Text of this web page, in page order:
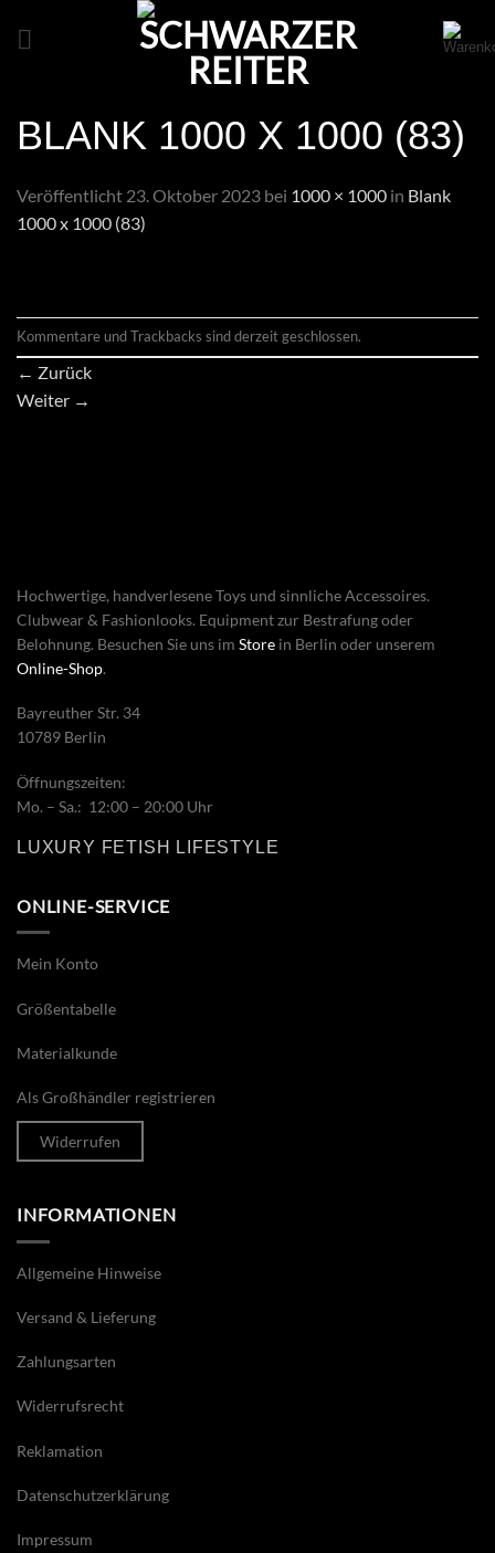
BLANK 1000 X 1000 (83)
Veröffentlicht 23. Oktober 2023 bei 1000 × 1000 in Blank
1000 x 1000 (83)
Kommentare und Trackbacks sind derzeit geschlossen.
← Zurück
Weiter →
Hochwertige, handverlesene Toys und sinnliche Accessoires.
Clubwear & Fashionlooks. Equipment zur Bestrafung oder
Belohnung. Besuchen Sie uns im Store in Berlin oder unserem
Online-Shop.
Bayreuther Str. 34
10789 Berlin
Öffnungszeiten:
Mo. – Sa.: 12:00 – 20:00 Uhr
LUXURY FETISH LIFESTYLE
ONLINE-SERVICE
Mein Konto
Größentabelle
Materialkunde
Als Großhändler registrieren
Widerrufen
INFORMATIONEN
Allgemeine Hinweise
Versand & Lieferung
Zahlungsarten
Widerrufsrecht
Reklamation
Datenschutzerklärung
Impressum